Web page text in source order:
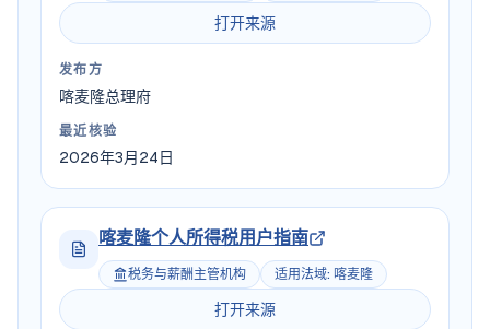
打开来源
发布方
喀麦隆总理府
最近核验
2026年3月24日
喀麦隆个人所得税用户指南
税务与薪酬主管机构 适用法域: 喀麦隆
打开来源